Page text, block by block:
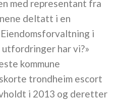
med representant fra
deltatt i en
i
utfordringer har vi?»
kommune
trondheim escort
i 2013 og deretter